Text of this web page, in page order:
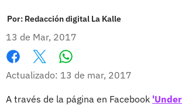
Por: Redacción digital La Kalle
13 de Mar, 2017
Facebook
X
Actualizado: 13 de mar, 2017
A través de la página en Facebook '